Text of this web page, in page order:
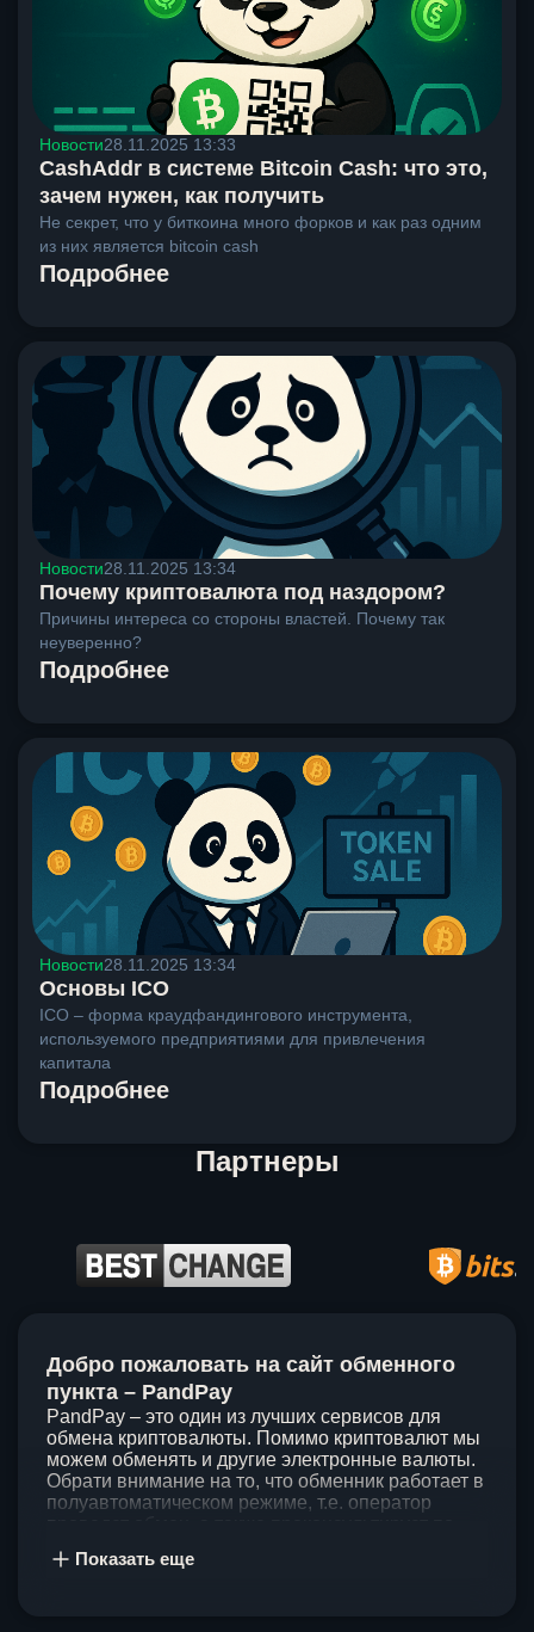
Новости28.11.2025 13:33
CashAddr в системе Bitcoin Cash: что это,
зачем нужен, как получить
Не секрет, что у биткоина много форков и как раз одним
из них является bitcoin cash
Подробнее
Новости28.11.2025 13:34
Почему криптовалюта под наздором?
Причины интереса со стороны властей. Почему так
неуверенно?
Подробнее
Новости28.11.2025 13:34
Основы ICO
ICO – форма краудфандингового инструмента,
используемого предприятиями для привлечения
капитала
Подробнее
Партнеры
Добро пожаловать на сайт обменного
пункта – PandPay
PandPay – это один из лучших сервисов для
обмена криптовалюты. Помимо криптовалют мы
можем обменять и другие электронные валюты.
Обрати внимание на то, что обменник работает в
полуавтоматическом режиме, т.е. оператор
клиентов, поэтому стараемся проводить обмены
Показать еще